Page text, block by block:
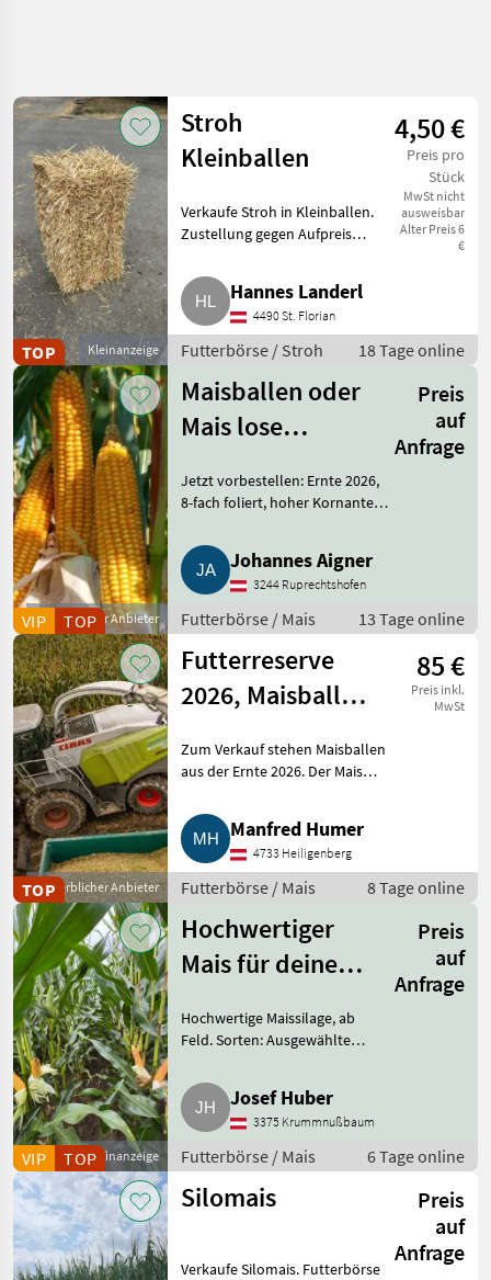
Kleinanzeige
TOP
Stroh
Kleinballen
4,50 €
Preis pro
Stück
MwSt nicht
ausweisbar
Alter Preis 6
€
Verkaufe Stroh in Kleinballen.
Zustellung gegen Aufpreis
Komplettabnahme
Preisabstimmung auf Anfrage.
Futterbörse Stroh
Hannes Landerl
4490 St. Florian
Futterbörse / Stroh 18 Tage online
Gewerblicher Anbieter
VIP TOP
Maisballen oder
Mais lose
Preis
auf
Anfrage
Jetzt vorbestellen: Ernte 2026,
8-fach foliert, hoher Kornanteil
optimaler Erntezeitpunkt, ideal
für die Sommerfütterung, keine
Erwärmun
Johannes Aigner
3244 Ruprechtshofen
Futterbörse / Mais 13 Tage online
Gewerblicher Anbieter
TOP
Futterreserve
2026, Maisballen
85 €
Preis inkl.
MwSt
Zum Verkauf stehen Maisballen
aus der Ernte 2026. Der Mais
verdichtet und 8-fach gewickelt.
Preis: € 85, - inkl. MwSt. je Ballen
ab Fel
Manfred Humer
4733 Heiligenberg
Futterbörse / Mais 8 Tage online
Kleinanzeige
VIP TOP
Hochwertiger
Mais für deine
Grünnutzung
Preis
auf
Anfrage
Hochwertige Maissilage, ab
Feld. Sorten: Ausgewählte
optimalen Reife (Erntezeit
August 2026). Qualität:
Exzellente Pflanzenqualität mit
groß
Josef Huber
3375 Krummnußbaum
Futterbörse / Mais 6 Tage online
Silomais
Preis
auf
Anfrage
Verkaufe Silomais. Futterbörse